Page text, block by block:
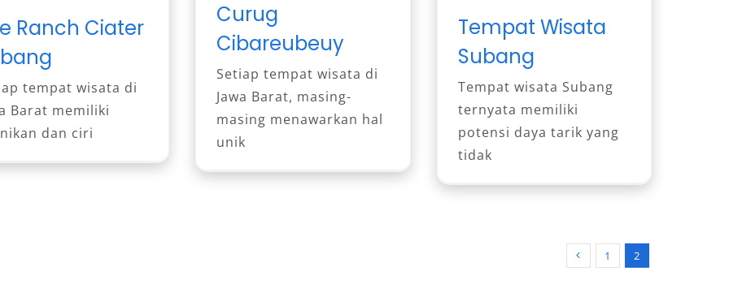
Ranch Ciater
tempat wisata di
Barat memiliki
dan ciri
Curug
Cibareubeuy
Setiap tempat wisata di
Jawa Barat, masing-
masing menawarkan hal
unik
Tempat Wisata
Subang
Tempat wisata Subang
ternyata memiliki
potensi daya tarik yang
tidak
1 2